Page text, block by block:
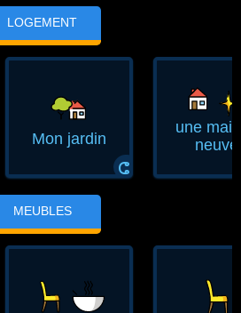
LOGEMENT
Mon jardin
ⵛ
une
neuve
MEUBLES